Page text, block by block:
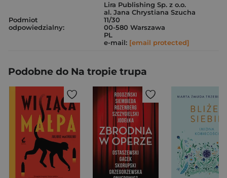
Podmiot
odpowiedzialny:
Lira Publishing Sp. z o.o.
al. Jana Chrystiana Szucha
11/30
00-580 Warszawa
PL
e-mail: [email protected]
Podobne do Na tropie trupa